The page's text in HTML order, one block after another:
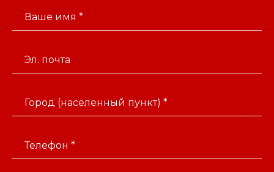
Ваше имя *
Эл. почта
Город (населенный пункт) *
Телефон *